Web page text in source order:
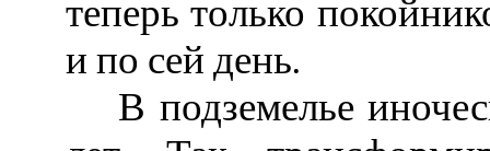
теперь только
и по сей день.
В подземелье